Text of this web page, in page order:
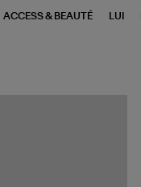
ACCESS & BEAUTÉ LUI